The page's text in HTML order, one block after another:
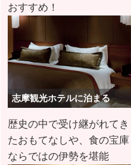
おすすめ！
志摩観光ホテルに泊まる
歴史の中で受け継がれてき
たおもてなしや、食の宝庫
ならではの伊勢を堪能